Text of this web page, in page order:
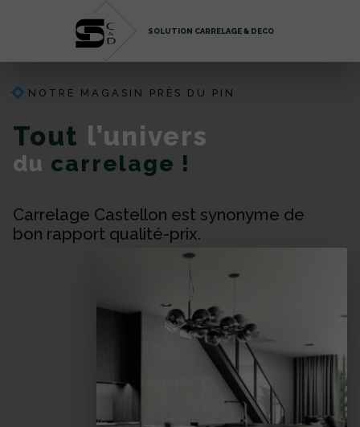
SOLUTION CARRELAGE & DECO
NOTRE MAGASIN PRÈS DU PIN
Tout l’univers
du carrelage !
Carrelage Castellon est synonyme de
bon rapport qualité-prix.